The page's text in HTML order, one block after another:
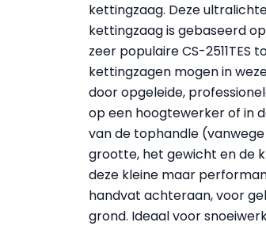
kettingzaag. Deze
kettingzaag is gebaseerd
zeer populaire CS-2511TES
kettingzagen mogen in
door opgeleide,
op een hoogtewerker of in
van de tophandle
grootte, het gewicht en de
deze kleine maar
handvat achteraan, voor
grond. Ideaal voor